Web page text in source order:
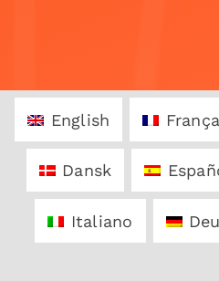
English
Dansk
Italiano